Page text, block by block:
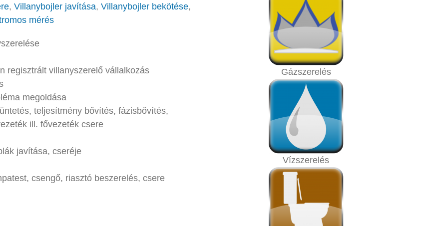
, Villanybojler javítása, Villanybojler bekötése,
mérés
regisztrált villanyszerelő vállalkozás
megoldása
teljesítmény bővítés, fázisbővítés,
ill. fővezeték csere
javítása, cseréje
csengő, riasztó beszerelés, csere
Gázszerelés
Vízszerelés